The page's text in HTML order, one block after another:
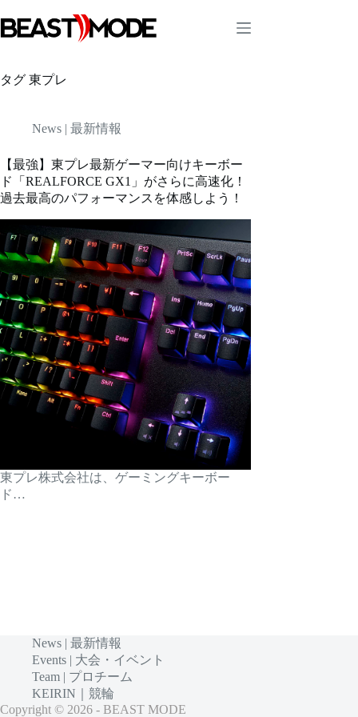
ン
テ
ツ
へ
プ
タグ 東プレ
News | 最新情報
【最強】東プレ最新ゲーマー向けキーボー
ド「REALFORCE GX1」がさらに高速化！
過去最高のパフォーマンスを体感しよう！
東プレ株式会社は、ゲーミングキーボー
ド…
News | 最新情報
Events | 大会・イベント
Team | プロチーム
KEIRIN｜競輪
Copyright © 2026 - BEAST MODE